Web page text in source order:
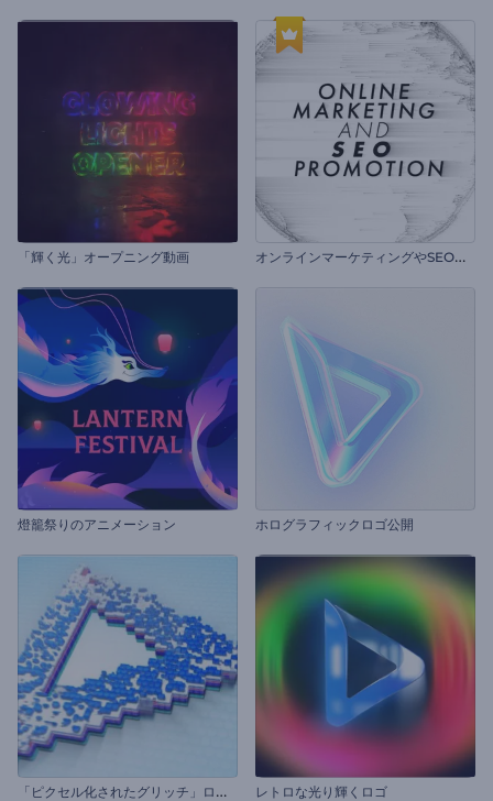
「輝く光」オープニング動画 オ
ンラインマーケティングやSEOプロモーション
燈籠祭りのアニメーション ホログラフィックロゴ公開
「
ピクセル化されたグリッチ」ロゴ動画 レトロな光り輝くロゴ